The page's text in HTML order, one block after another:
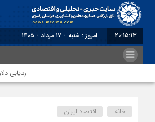
20:15:13 امروز : شنبه - ۱۷ مرداد - ۱۴۰۵
ردیابی
خانه اقتصاد ایران